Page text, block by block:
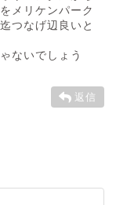
メリケンパーク
つなげ辺良いと
ないでしょう
返信